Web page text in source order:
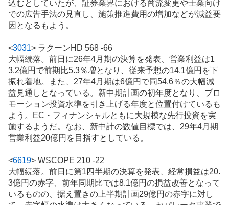
込むとしていたが、証券業界における商流変更や士業向け
での広告手法の見直し、施策推進費用の増加などが減益要
因となるもよう。
<3031> ラクーンHD 568 -66
大幅続落。前日に26年4月期の決算を発表、営業利益は1
3.2億円で前期比5.3％増となり、従来予想の14.1億円を下
振れ着地。また、27年4月期は6億円で同54.6％の大幅減
益見通しとなっている。新中期計画の初年度となり、プロ
モーション投資水準を引き上げる年度と位置付けているも
よう。EC・フィナンシャルともに大規模な先行投資を実
施するようだ。なお、新中計の数値目標では、29年4月期
営業利益20億円を目指すとしている。
<6619> WSCOPE 210 -22
大幅続落。前日に第1四半期の決算を発表、経常損益は20.
3億円の赤字、前年同期比では8.1億円の損益改善となって
いるものの、据え置きの上半期計画29億円の赤字に対し